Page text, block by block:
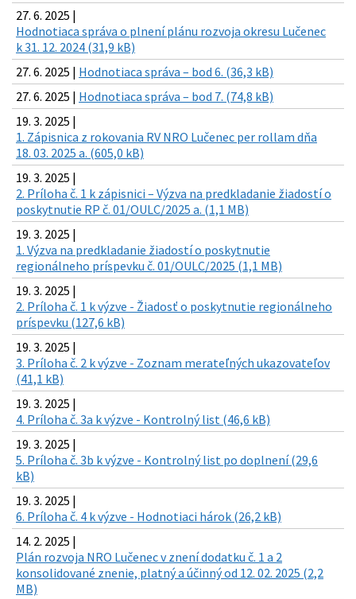
27. 6. 2025 |
Hodnotiaca správa o plnení plánu rozvoja okresu Lučenec
k 31. 12. 2024 (31,9 kB)
27. 6. 2025 | Hodnotiaca správa – bod 6. (36,3 kB)
27. 6. 2025 | Hodnotiaca správa – bod 7. (74,8 kB)
19. 3. 2025 |
1. Zápisnica z rokovania RV NRO Lučenec per rollam dňa
18. 03. 2025 a. (605,0 kB)
19. 3. 2025 |
2. Príloha č. 1 k zápisnici – Výzva na predkladanie žiadostí o
poskytnutie RP č. 01/OULC/2025 a. (1,1 MB)
19. 3. 2025 |
1. Výzva na predkladanie žiadostí o poskytnutie
regionálneho príspevku č. 01/OULC/2025 (1,1 MB)
19. 3. 2025 |
2. Príloha č. 1 k výzve - Žiadosť o poskytnutie regionálneho
príspevku (127,6 kB)
19. 3. 2025 |
3. Príloha č. 2 k výzve - Zoznam merateľných ukazovateľov
(41,1 kB)
19. 3. 2025 |
4. Príloha č. 3a k výzve - Kontrolný list (46,6 kB)
19. 3. 2025 |
5. Príloha č. 3b k výzve - Kontrolný list po doplnení (29,6
kB)
19. 3. 2025 |
6. Príloha č. 4 k výzve - Hodnotiaci hárok (26,2 kB)
14. 2. 2025 |
Plán rozvoja NRO Lučenec v znení dodatku č. 1 a 2
konsolidované znenie, platný a účinný od 12. 02. 2025 (2,2
MB)